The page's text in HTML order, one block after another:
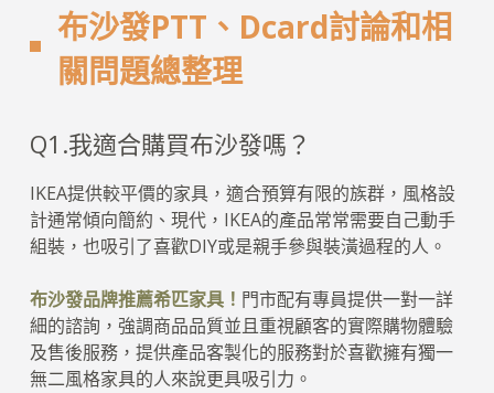
布沙發PTT、Dcard討論和相
關問題總整理
Q1.我適合購買布沙發嗎？
IKEA提供較平價的家具，適合預算有限的族群，風格設
計通常傾向簡約、現代，IKEA的產品常常需要自己動手
組裝，也吸引了喜歡DIY或是親手參與裝潢過程的人。
布沙發品牌推薦希匹家具！ 門市配有專員提供一對一詳
細的諮詢，強調商品品質並且重視顧客的實際購物體驗
及售後服務，提供產品客製化的服務對於喜歡擁有獨一
無二風格家具的人來說更具吸引力。